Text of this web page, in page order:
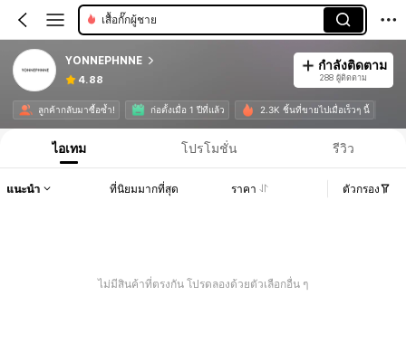
เสื้อกั๊กผู้ชาย
YONNEPHNNE
4.88
กำลังติดตาม
288 ผู้ติดตาม
ลูกค้ากลับมาซื้อซ้ำ! ก่อตั้งเมื่อ 1 ปีที่แล้ว 2.3K ชิ้นที่ขายไปเมื่อเร็วๆ นี้
ไอเทม โปรโมชั่น รีวิว
แนะนำ ที่นิยมมากที่สุด ราคา ตัวกรอง
ไม่มีสินค้าที่ตรงกัน โปรดลองด้วยตัวเลือกอื่น ๆ